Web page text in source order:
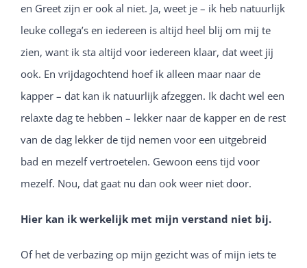
en Greet zijn er ook al niet. Ja, weet je – ik heb natuurlijk
leuke collega’s en iedereen is altijd heel blij om mij te
zien, want ik sta altijd voor iedereen klaar, dat weet jij
ook. En vrijdagochtend hoef ik alleen maar naar de
kapper – dat kan ik natuurlijk afzeggen. Ik dacht wel een
relaxte dag te hebben – lekker naar de kapper en de rest
van de dag lekker de tijd nemen voor een uitgebreid
bad en mezelf vertroetelen. Gewoon eens tijd voor
mezelf. Nou, dat gaat nu dan ook weer niet door.
Hier kan ik werkelijk met mijn verstand niet bij.
Of het de verbazing op mijn gezicht was of mijn iets te